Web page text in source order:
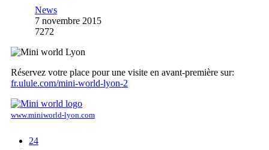
News
7 novembre 2015
7272
Réservez votre place pour une visite en avant-première sur:
fr.ulule.com/mini-world-lyon-2
www.miniworld-lyon.com
24